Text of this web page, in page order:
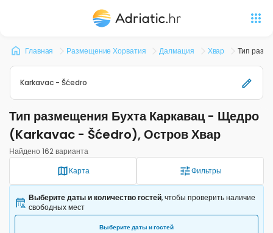
Главная Размещение Хорватия Далмация Хвар Тип
Karkavac - Šćedro
Тип размещения Бухта Каркавац - Щедро
(Karkavac - Šćedro), Остров Хвар
Найдено 162 варианта
Карта
Фильтры
Выберите даты и количество гостей, чтобы проверить наличие
свободных мест
Выберите даты и гостей